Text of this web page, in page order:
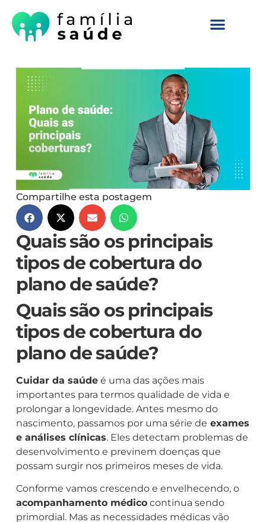
Compartilhe esta postagem
Quais são os principais
tipos de cobertura do
plano de saúde?
Quais são os principais
tipos de cobertura do
plano de saúde?
Cuidar da saúdeé uma das ações mais
importantes para termos qualidade de vida e
prolongar a longevidade. Antes mesmo do
nascimento, passamos por uma série de exames
e análises clínicas. Eles detectam problemas de
desenvolvimento e previnem doenças que
possam surgir nos primeiros meses de vida.
Conforme vamos crescendo e envelhecendo, o
acompanhamento médicocontinua sendo
primordial. Mas as necessidades médicas vão